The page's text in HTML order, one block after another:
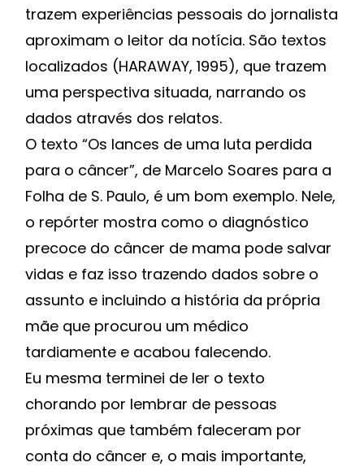
trazem experiências pessoais do jornalista
aproximam o leitor da notícia. São textos
localizados (HARAWAY, 1995), que trazem
uma perspectiva situada, narrando os
dados através dos relatos.
O texto “Os lances de uma luta perdida
para o câncer”, de Marcelo Soares para a
Folha de S. Paulo, é um bom exemplo. Nele,
o repórter mostra como o diagnóstico
precoce do câncer de mama pode salvar
vidas e faz isso trazendo dados sobre o
assunto e incluindo a história da própria
mãe que procurou um médico
tardiamente e acabou falecendo.
Eu mesma terminei de ler o texto
chorando por lembrar de pessoas
próximas que também faleceram por
conta do câncer e, o mais importante,